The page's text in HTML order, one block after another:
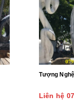
Tượng
Liên hệ